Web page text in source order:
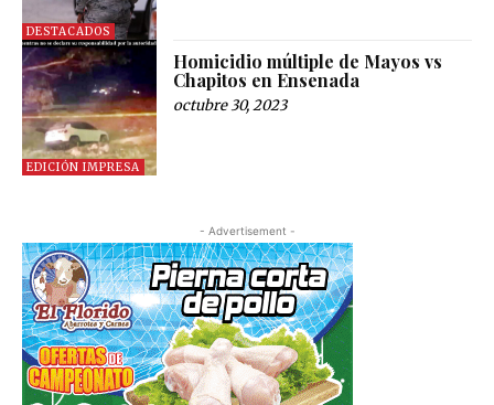
DESTACADOS
EDICIÓN IMPRESA
Homicidio múltiple de Mayos vs
Chapitos en Ensenada
octubre 30, 2023
- Advertisement -